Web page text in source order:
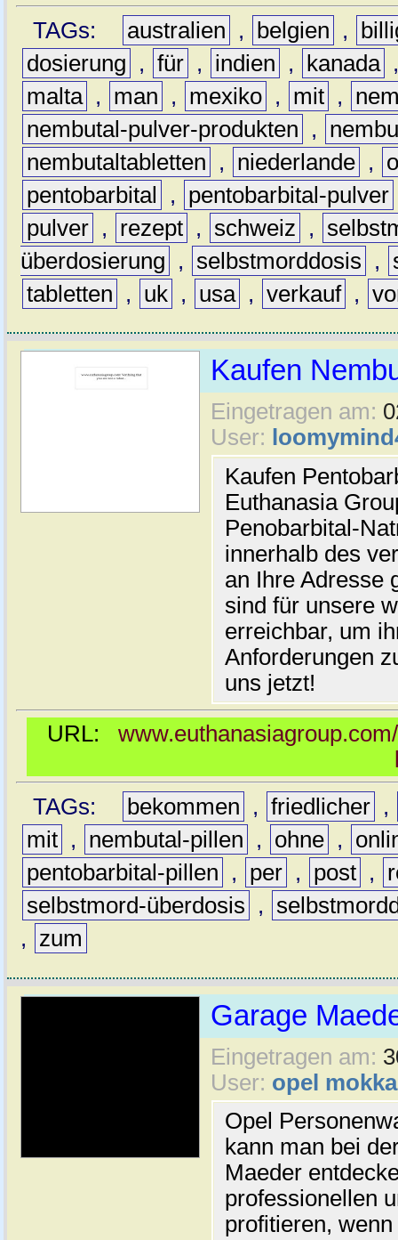
TAGs:
australien , belgien ,
dosierung
, für , indien , kanada
malta , man , mexiko , mit ,
nembutal-pulver-produkten
,
nembutaltabletten
, niederlande ,
pentobarbital
, pentobarbital-pulver
pulver , rezept , schweiz ,
überdosierung
, selbstmorddosis ,
tabletten
, uk , usa , verkauf ,
Kaufen
Eingetragen am:
User:
Kaufen
Euthanasia
Penobarbital-
innerhalb des
an Ihre Adresse
sind für unsere
erreichbar, um
Anforderungen
uns jetzt!
URL:
TAGs:
bekommen , friedlicher ,
mit , nembutal-pillen , ohne ,
pentobarbital-pillen
, per , post ,
selbstmord-überdosis
,
,
zum
Garage
Eingetragen am:
User: opel mokka
Opel
kann man bei
Maeder
professionellen
profitieren,